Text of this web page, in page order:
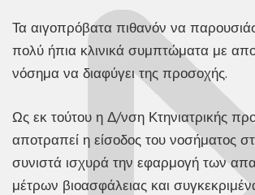
Τα αιγοπρόβατα πιθανόν να
πολύ ήπια κλινικά συμπτώματα με
νόσημα να διαφύγει της προσοχής.
Ως εκ τούτου η Δ/νση Κτηνιατρικής
αποτραπεί η είσοδος του νοσήματος
συνιστά ισχυρά την εφαρμογή των
μέτρων βιοασφάλειας και